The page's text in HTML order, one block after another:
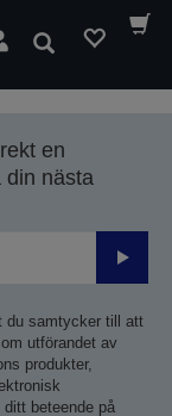
Sök
en
din nästa
Skicka
du samtycker till att
utförandet av
produkter,
beteende på